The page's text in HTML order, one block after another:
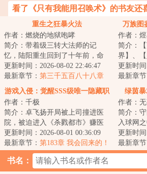
看了《只有我能用召唤术》的书友还
重生之狂暴火法
作者：燃烧的地狱咆哮
简介：带着级三转大法师的记
忆，陆阳重生回到了十年前，命
运跟他开了一个玩笑，曾经失去
过的，被夺走的，...
更新时间：2026-08-02 22:46:47
最新章节： 第三千五百八十八章
挑拨离间
万族图
作者：
简介：
界】、
前，昊
侵，以
更新时
最新章节
实，最
游戏入侵：觉醒SSS级唯一隐藏职
作者：千极
简介：卓飞扬开局被上司撞进医
院，被迫进入《杀戮都市》赚医
药费，却觉醒SSS级唯一隐藏职
业“神秘商人”...
更新时间：2026-08-01 00:36:09
最新章节： 第183章 我会回来的！
绿茵
作者：
简介：
入球网
里剧烈
的死寂
更新时
最新章节
力装甲
书名：